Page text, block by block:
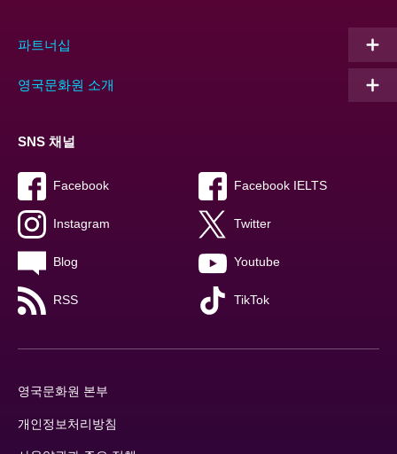
파트너십
영국문화원 소개
SNS 채널
Facebook Facebook IELTS
Instagram Twitter
Blog Youtube
RSS TikTok
영국문화원 본부
개인정보처리방침